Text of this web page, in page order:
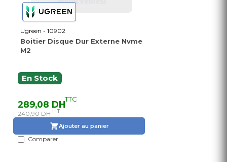
Ugreen - 10902
Boitier Disque Dur Externe Nvme
M2
En Stock
289,08 DHTTC
240,90 DH HT
Ajouter au panier
Comparer